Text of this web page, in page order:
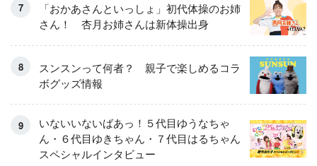
「おかあさんといっしょ」初代体操のお姉
さん！ 杏月お姉さんは新体操出身
スンスンって何者？ 親子で楽しめるコラ
ボグッズ情報
いないいないばあっ！５代目ゆうなちゃ
ん・６代目ゆきちゃん・７代目はるちゃん
スペシャルインタビュー